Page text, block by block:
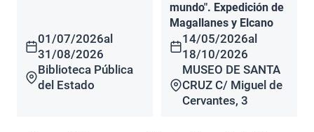
01/07/2026al
31/08/2026
Biblioteca Pública
del Estado
mundo". Expedición de
Magallanes y Elcano
14/05/2026al
18/10/2026
MUSEO DE SANTA
CRUZ C/ Miguel de
Cervantes, 3